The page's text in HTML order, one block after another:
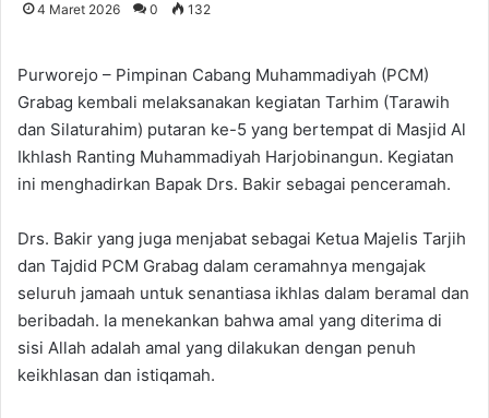
4 Maret 2026 0 132
Purworejo – Pimpinan Cabang Muhammadiyah (PCM)
Grabag kembali melaksanakan kegiatan Tarhim (Tarawih
dan Silaturahim) putaran ke-5 yang bertempat di Masjid Al
Ikhlash Ranting Muhammadiyah Harjobinangun. Kegiatan
ini menghadirkan Bapak Drs. Bakir sebagai penceramah.
Drs. Bakir yang juga menjabat sebagai Ketua Majelis Tarjih
dan Tajdid PCM Grabag dalam ceramahnya mengajak
seluruh jamaah untuk senantiasa ikhlas dalam beramal dan
beribadah. Ia menekankan bahwa amal yang diterima di
sisi Allah adalah amal yang dilakukan dengan penuh
keikhlasan dan istiqamah.